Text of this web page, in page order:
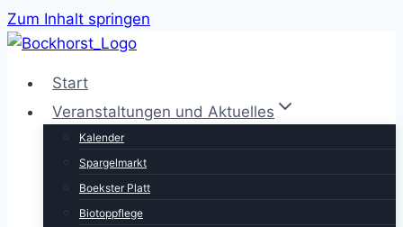
Zum Inhalt springen
Start
Veranstaltungen und Aktuelles
Kalender
Spargelmarkt
Boekster Platt
Biotoppflege